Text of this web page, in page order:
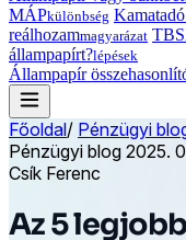
MÁPkülönbség
reálhozammagyarázat
állampapírt?lépések
Állampapír
Főoldal/ Pénzügyi
Pénzügyi blog 2025.
Csík Ferenc
Az 5